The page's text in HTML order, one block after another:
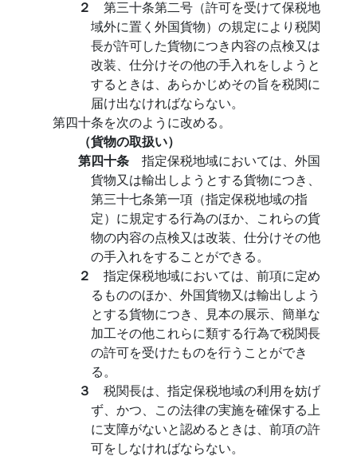
２ 第三十条第二号（許可を受けて保税地
域外に置く外国貨物）の規定により税関
長が許可した貨物につき内容の点検又は
改装、仕分けその他の手入れをしようと
するときは、あらかじめその旨を税関に
届け出なければならない。
第四十条を次のように改める。
（貨物の取扱い）
第四十条 指定保税地域においては、外国
貨物又は輸出しようとする貨物につき、
第三十七条第一項（指定保税地域の指
定）に規定する行為のほか、これらの貨
物の内容の点検又は改装、仕分けその他
の手入れをすることができる。
２ 指定保税地域においては、前項に定め
るもののほか、外国貨物又は輸出しよう
とする貨物につき、見本の展示、簡単な
加工その他これらに類する行為で税関長
の許可を受けたものを行うことができ
る。
３ 税関長は、指定保税地域の利用を妨げ
ず、かつ、この法律の実施を確保する上
に支障がないと認めるときは、前項の許
可をしなければならない。